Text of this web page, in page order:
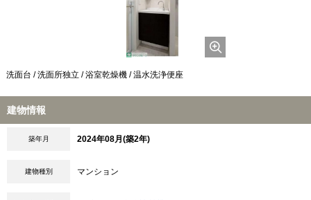
洗面台 / 洗面所独立 / 浴室乾燥機 / 温水洗浄便座
建物情報
築年月 2024年08月(築2年)
建物種別 マンション